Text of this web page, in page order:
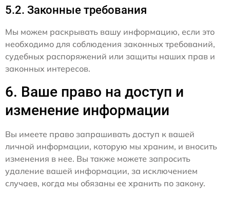
5.2. Законные требования
Мы можем раскрывать вашу информацию, если это
необходимо для соблюдения законных требований,
судебных распоряжений или защиты наших прав и
законных интересов.
6. Ваше право на доступ и
изменение информации
Вы имеете право запрашивать доступ к вашей
личной информации, которую мы храним, и вносить
изменения в нее. Вы также можете запросить
удаление вашей информации, за исключением
случаев, когда мы обязаны ее хранить по закону.